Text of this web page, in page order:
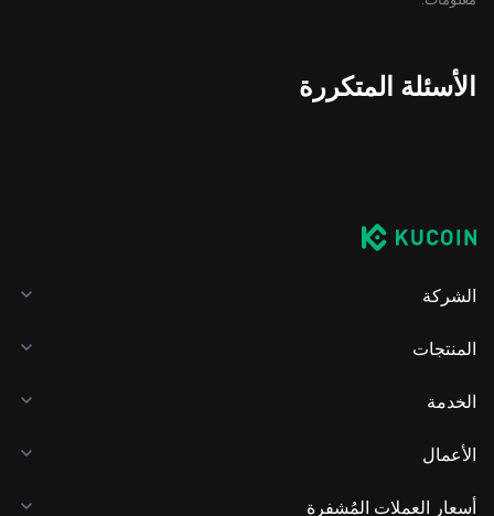
الأسئلة المتكررة
الشركة
المنتجات
الخدمة
الأعمال
أسعار العملات المُشفرة